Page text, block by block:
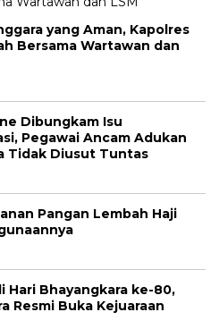
yang Aman, Kapolres
Bersama Wartawan dan
Dibungkam Isu
Pegawai Ancam Adukan
Tidak Diusut Tuntas
Pangan Lembah Haji
Hari Bhayangkara ke-80,
Resmi Buka Kejuaraan